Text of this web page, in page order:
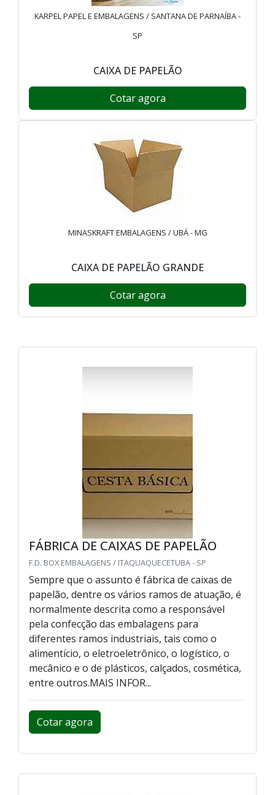
KARPEL PAPEL E EMBALAGENS / SANTANA DE PARNAÍBA -
SP
CAIXA DE PAPELÃO
Cotar agora
MINASKRAFT EMBALAGENS / UBÁ - MG
CAIXA DE PAPELÃO GRANDE
Cotar agora
FÁBRICA DE CAIXAS DE PAPELÃO
F.D. BOX EMBALAGENS / ITAQUAQUECETUBA - SP
Sempre que o assunto é fábrica de caixas de
papelão, dentre os vários ramos de atuação, é
normalmente descrita como a responsável
pela confecção das embalagens para
diferentes ramos industriais, tais como o
alimentício, o eletroeletrônico, o logístico, o
mecânico e o de plásticos, calçados, cosmética,
entre outros.MAIS INFOR...
Cotar agora